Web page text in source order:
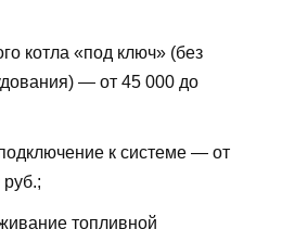
котла «под ключ» (без
— от 45 000 до
к системе — от
топливной